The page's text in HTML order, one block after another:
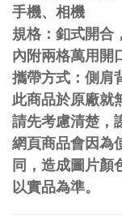
手機、相機
規格：釦式開合
內附兩格萬用開
攜帶方式：側肩
此商品於原廠就
請先考慮清楚，
網頁商品會因為
同，造成圖片顏
以實品為準。